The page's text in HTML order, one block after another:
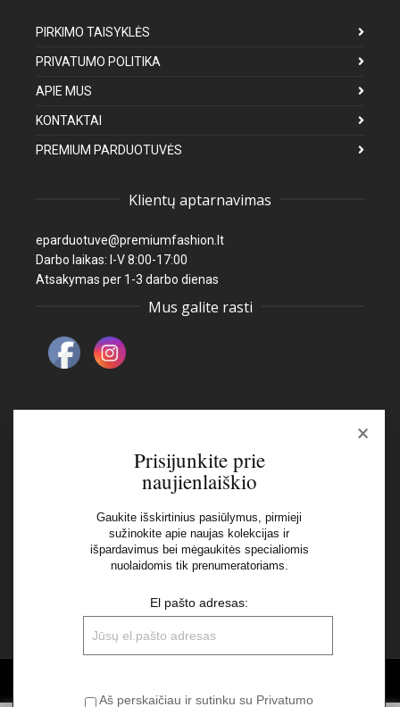
PIRKIMO TAISYKLĖS
PRIVATUMO POLITIKA
APIE MUS
KONTAKTAI
PREMIUM PARDUOTUVĖS
Klientų aptarnavimas
eparduotuve@premiumfashion.lt
Darbo laikas: I-V 8:00-17:00
Atsakymas per 1-3 darbo dienas
Mus galite rasti
Naujienlaiškis
Aš perskaičiau ir sutinku su Privatumo Politikos
×
Prisijunkite prie
naujienlaiškio
Gaukite išskirtinius pasiūlymus, pirmieji
sužinokite apie naujas kolekcijas ir
išpardavimus bei mėgaukitės specialiomis
nuolaidomis tik prenumeratoriams.
El pašto adresas:
Aš perskaičiau ir sutinku su Privatumo